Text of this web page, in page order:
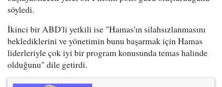
söyledi.
İkinci bir ABD'li yetkili ise "Hamas'ın silahsızlanmasını
beklediklerini ve yönetimin bunu başarmak için Hamas
liderleriyle çok iyi bir program konusunda temas halinde
olduğunu" dile getirdi.